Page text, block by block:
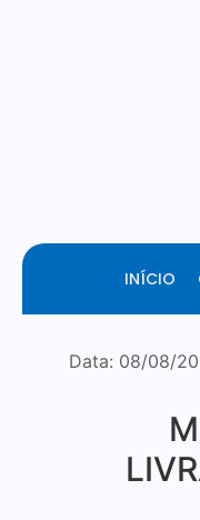
INÍCIO
Data: 08/08/